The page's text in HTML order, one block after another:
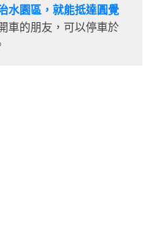
水園區，就能抵達圓覺
車的朋友，可以停車於